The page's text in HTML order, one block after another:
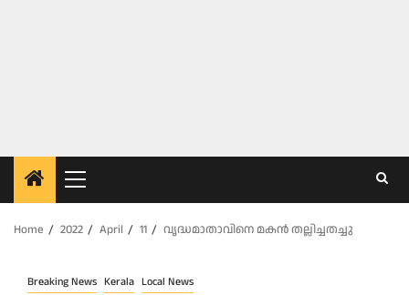
Primary
Menu
Home
2022 April 11 വൃ​ദ്ധ​മാ​താ​വി​നെ മ​ക​ൻ തല്ലി​ച്ച​ത​ച്ചു
Breaking News Kerala Local News